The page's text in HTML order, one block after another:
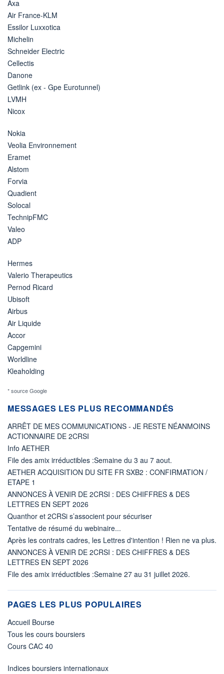
Axa
Air France-KLM
Essilor Luxxotica
Michelin
Schneider Electric
Cellectis
Danone
Getlink (ex - Gpe Eurotunnel)
LVMH
Nicox
Nokia
Veolia Environnement
Eramet
Alstom
Forvia
Quadient
Solocal
TechnipFMC
Valeo
ADP
Hermes
Valerio Therapeutics
Pernod Ricard
Ubisoft
Airbus
Air Liquide
Accor
Capgemini
Worldline
Kleaholding
* source Google
MESSAGES LES PLUS RECOMMANDÉS
ARRÊT DE MES COMMUNICATIONS - JE RESTE NÉANMOINS
ACTIONNAIRE DE 2CRSI
Info AETHER
File des amix irréductibles :Semaine du 3 au 7 aout.
AETHER ACQUISITION DU SITE FR SXB2 : CONFIRMATION /
ETAPE 1
ANNONCES À VENIR DE 2CRSI : DES CHIFFRES & DES
LETTRES EN SEPT 2026
Quanthor et 2CRSi s’associent pour sécuriser
Tentative de résumé du webinaire...
Après les contrats cadres, les Lettres d'intention ! Rien ne va plus.
ANNONCES À VENIR DE 2CRSI : DES CHIFFRES & DES
LETTRES EN SEPT 2026
File des amix irréductibles :Semaine 27 au 31 juillet 2026.
PAGES LES PLUS POPULAIRES
Accueil Bourse
Tous les cours boursiers
Cours CAC 40
Indices boursiers internationaux